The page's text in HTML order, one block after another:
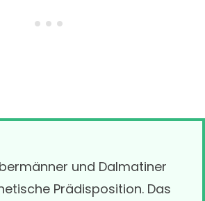
und Dalmatiner
Prädisposition. Das